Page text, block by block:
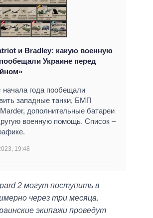
и Bradley: какую военную
Украине перед
начала года пообещали
западные танки, БМП
дополнительные батареи
военную помощь. Список –
19:48
2 могут поступить в
через три месяца.
экипажи проведут